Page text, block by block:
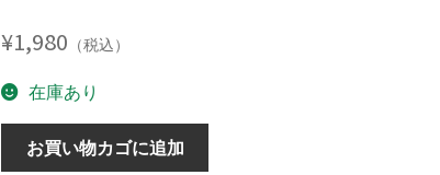
¥1,980 （税込）
在庫あり
Skeletons
from
お買い物カゴに追加